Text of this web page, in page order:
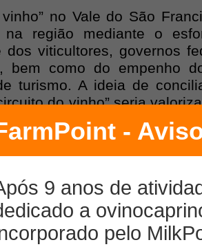
no Vale do São
na região mediante o
dos viticultores, governos
bem como do empenho
turismo. A ideia de
do vinho” seria
a atividade em toda a
de suas potencialidades.
oferece enorme
a interesses
e de lazer.
vem sendo
onde o
uma alternativa econômica